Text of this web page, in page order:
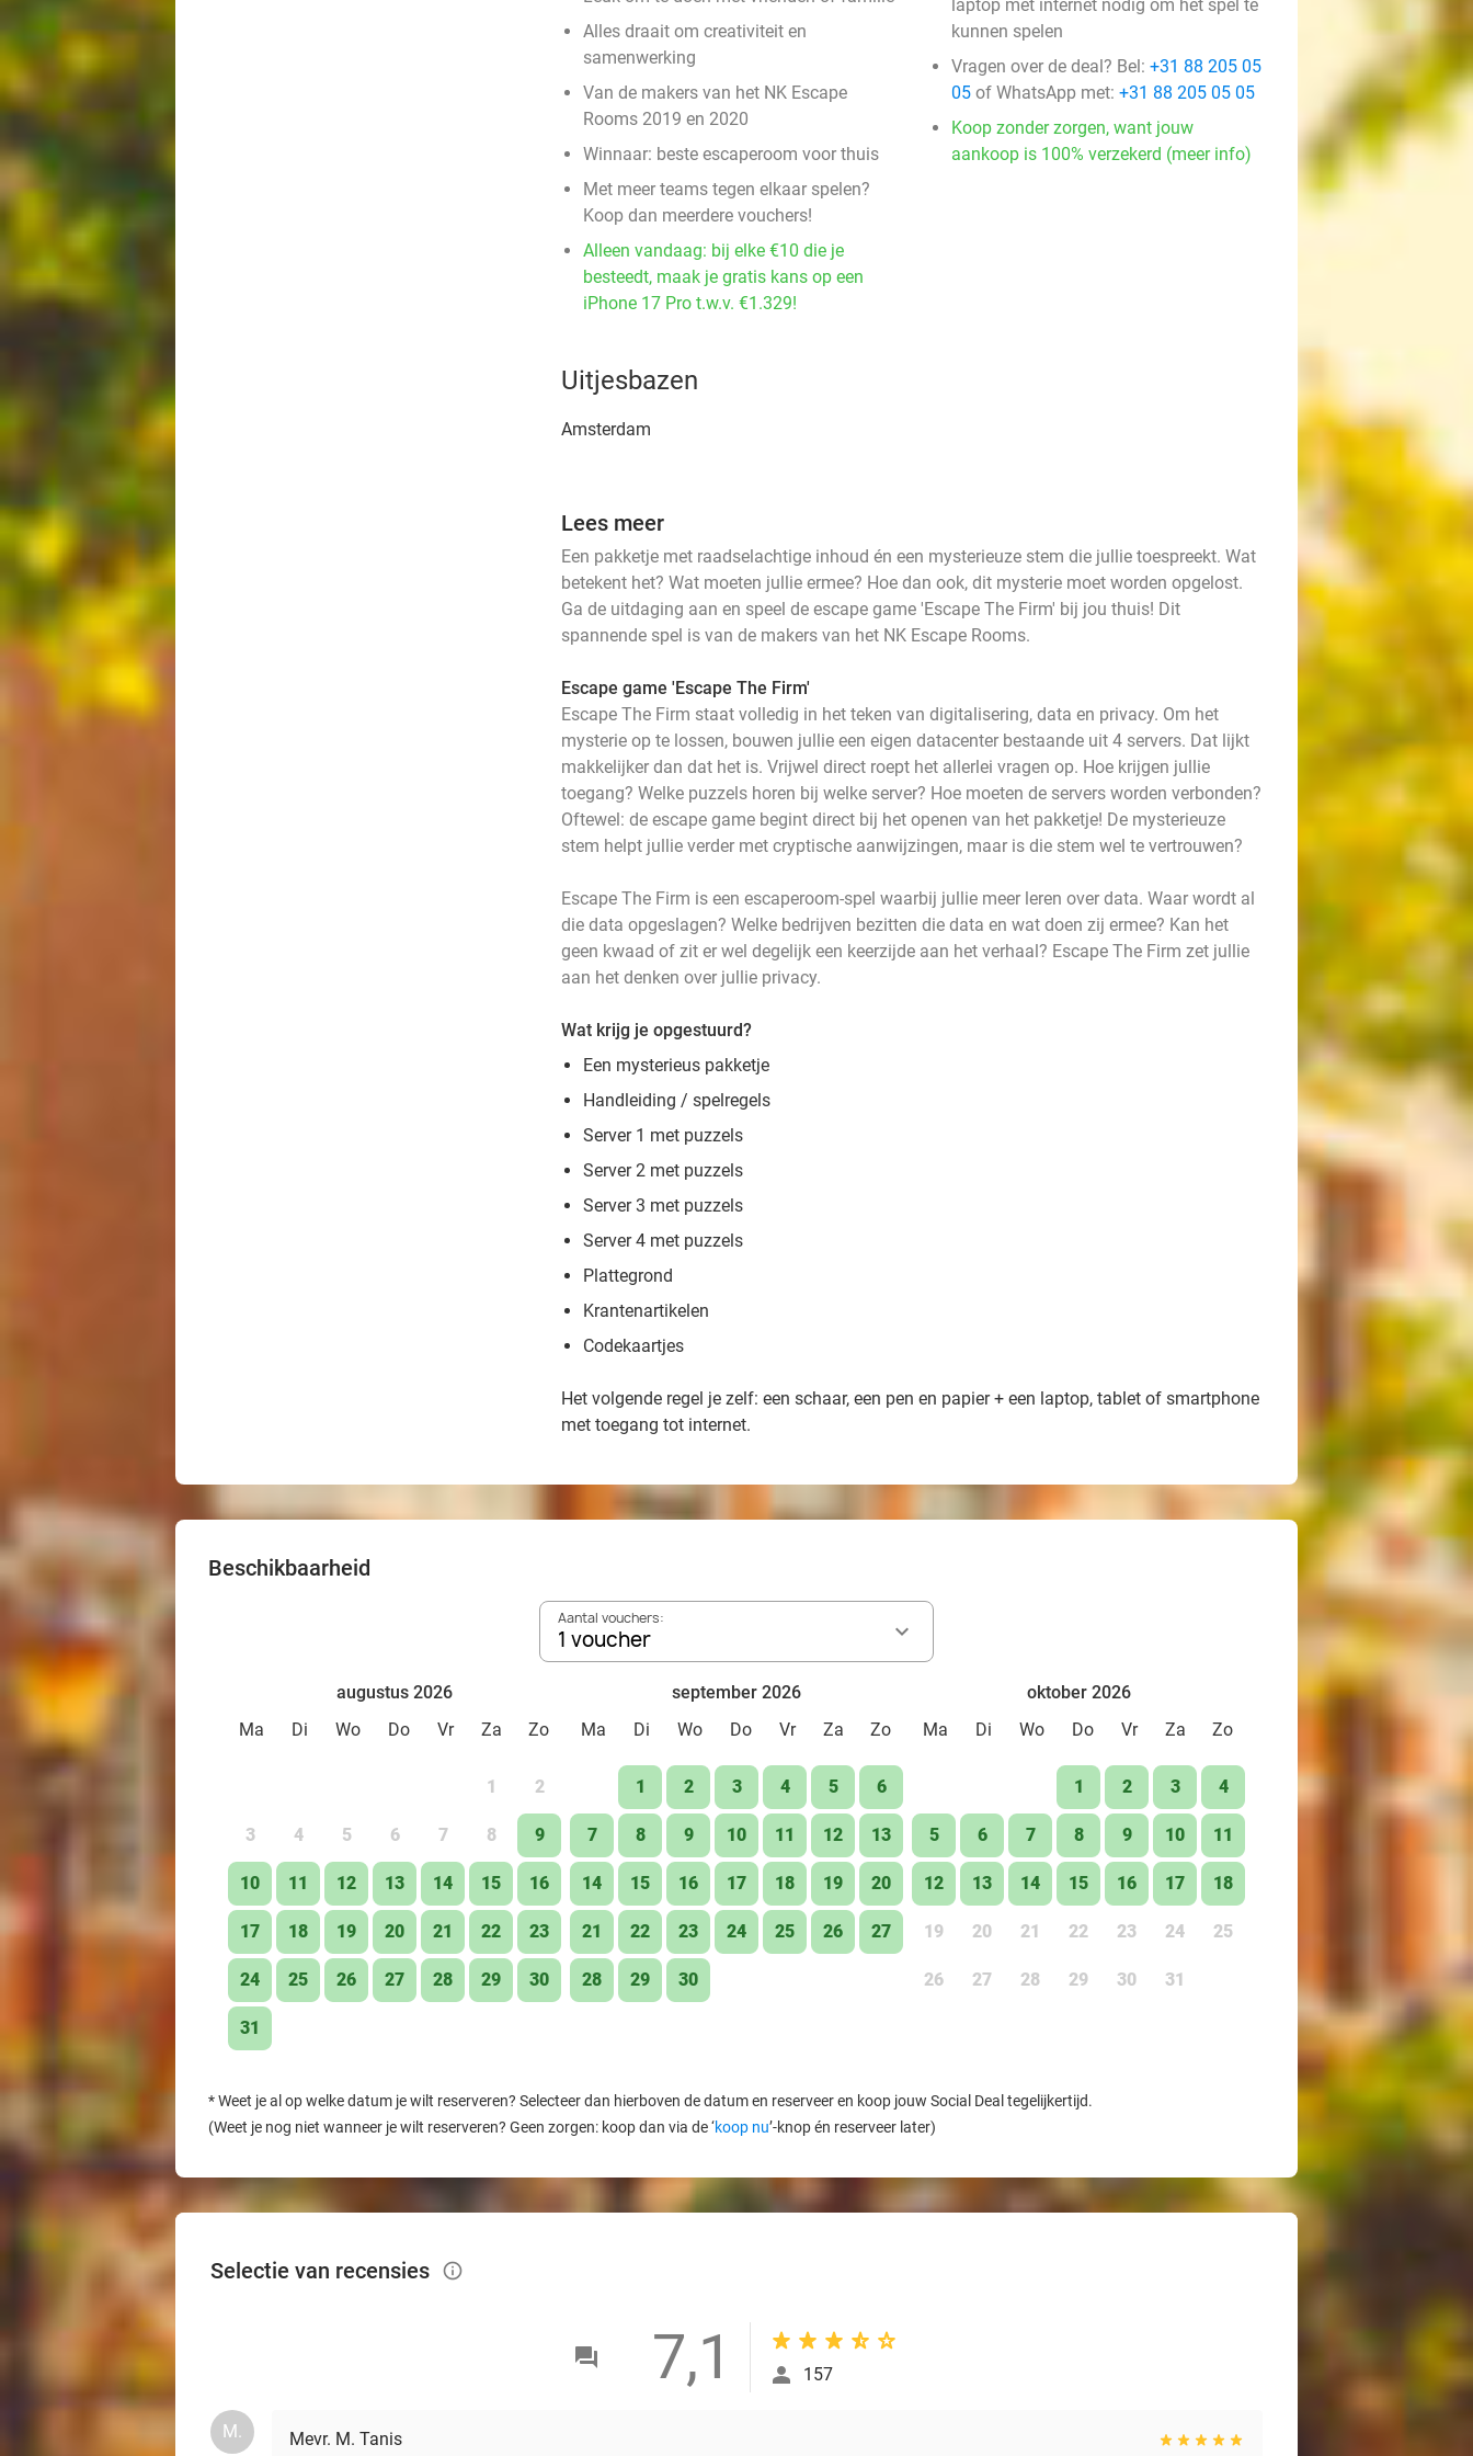
Alles draait om creativiteit en
samenwerking
Van de makers van het NK Escape
Rooms 2019 en 2020
Winnaar: beste escaperoom voor thuis
Met meer teams tegen elkaar spelen?
Koop dan meerdere vouchers!
Alleen vandaag: bij elke €10 die je
besteedt, maak je gratis kans op een
iPhone 17 Pro t.w.v. €1.329!
laptop met internet nodig om het spel te
kunnen spelen
Vragen over de deal? Bel: +31 88 205 05
05 of WhatsApp met: +31 88 205 05 05
Koop zonder zorgen, want jouw
aankoop is 100% verzekerd (meer info)
Uitjesbazen
Amsterdam
Lees meer
Een pakketje met raadselachtige inhoud én een mysterieuze stem die jullie toespreekt. Wat
betekent het? Wat moeten jullie ermee? Hoe dan ook, dit mysterie moet worden opgelost.
Ga de uitdaging aan en speel de escape game 'Escape The Firm' bij jou thuis! Dit
spannende spel is van de makers van het NK Escape Rooms.
Escape game 'Escape The Firm'
Escape The Firm staat volledig in het teken van digitalisering, data en privacy. Om het
mysterie op te lossen, bouwen jullie een eigen datacenter bestaande uit 4 servers. Dat lijkt
makkelijker dan dat het is. Vrijwel direct roept het allerlei vragen op. Hoe krijgen jullie
toegang? Welke puzzels horen bij welke server? Hoe moeten de servers worden verbonden?
Oftewel: de escape game begint direct bij het openen van het pakketje! De mysterieuze
stem helpt jullie verder met cryptische aanwijzingen, maar is die stem wel te vertrouwen?
Escape The Firm is een escaperoom-spel waarbij jullie meer leren over data. Waar wordt al
die data opgeslagen? Welke bedrijven bezitten die data en wat doen zij ermee? Kan het
geen kwaad of zit er wel degelijk een keerzijde aan het verhaal? Escape The Firm zet jullie
aan het denken over jullie privacy.
Wat krijg je opgestuurd?
Een mysterieus pakketje
Handleiding / spelregels
Server 1 met puzzels
Server 2 met puzzels
Server 3 met puzzels
Server 4 met puzzels
Plattegrond
Krantenartikelen
Codekaartjes
Het volgende regel je zelf: een schaar, een pen en papier + een laptop, tablet of smartphone
met toegang tot internet.
Beschikbaarheid
Aantal vouchers:
1 voucher
augustus 2026
Ma
Di Wo Do Vr Za Zo
1 2
3 4 5 6 7 8 9
10 11 12 13 14 15 16
17 18 19 20 21 22 23
24 25 26 27 28 29 30
31
september 2026
Ma
Di Wo Do Vr Za Zo
1 2 3 4 5 6
7 8 9 10 11 12 13
14 15 16 17 18 19 20
21 22 23 24 25 26 27
28 29 30
oktober 2026
Ma
Di Wo Do Vr Za Zo
1 2 3 4
5 6 7 8 9 10 11
12 13 14 15 16 17 18
19 20 21 22 23 24 25
26 27 28 29 30 31
*Weet je al op welke datum je wilt reserveren? Selecteer dan hierboven de datum en reserveer en koop jouw Social Deal tegelijkertijd.
(Weet je nog niet wanneer je wilt reserveren? Geen zorgen: koop dan via de ‘koop nu’-knop én reserveer later)
Selectie van recensies info_outlined
7,1 157
M. Mevr. M. Tanis